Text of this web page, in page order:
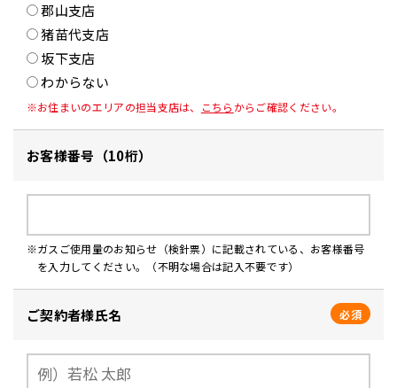
郡山支店
猪苗代支店
坂下支店
わからない
お住まいのエリアの担当支店は、 こちら からご確認ください。
お客様番号（10桁）
ガスご使用量のお知らせ（検針票）に記載されている、お客様番号
を入力してください。（不明な場合は記入不要です）
ご契約者様氏名 必須